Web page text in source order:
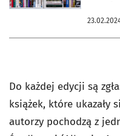
Do każdej edycji są
książek, które ukazały
autorzy pochodzą z